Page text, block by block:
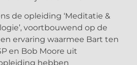
de opleiding ‘Meditatie &
voortbouwend op de
ervaring waarmee Bart ten
en Bob Moore uit
hebben